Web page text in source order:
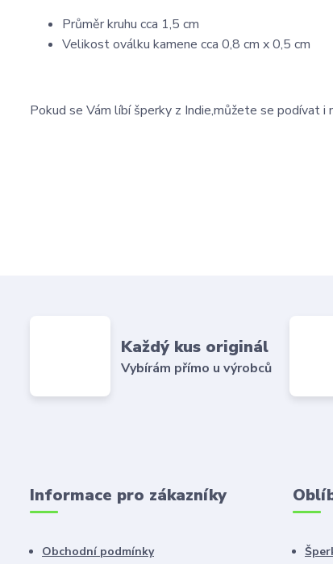
Průměr kruhu cca 1,5 cm
Velikost oválku kamene cca 0,8 cm x 0,5 cm
Pokud se Vám líbí šperky z Indie,můžete se podívat i
Každý kus originál
Vybírám přímo u výrobců
Informace pro zákazníky
Obchodní podmínky